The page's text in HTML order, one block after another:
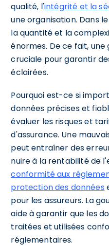
qualité, l'intégrité et la
une organisation. Dans
la quantité et la
énormes. De ce fait,
cruciale pour garantir
éclairées.
Pourquoi est-ce si
données précises et
évaluer les risques et
d'assurance. Une
peut entraîner des
nuire à la rentabilité de
conformité aux
protection des données
pour les assureurs. La
aide à garantir que les
traitées et utilisées
réglementaires.